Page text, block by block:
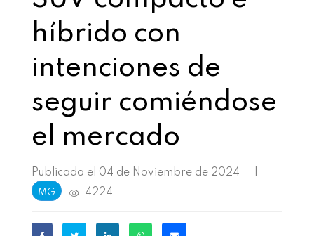
híbrido con
intenciones de
seguir comiéndose
el mercado
Publicado el 04 de Noviembre de 2024 |
MG 4224